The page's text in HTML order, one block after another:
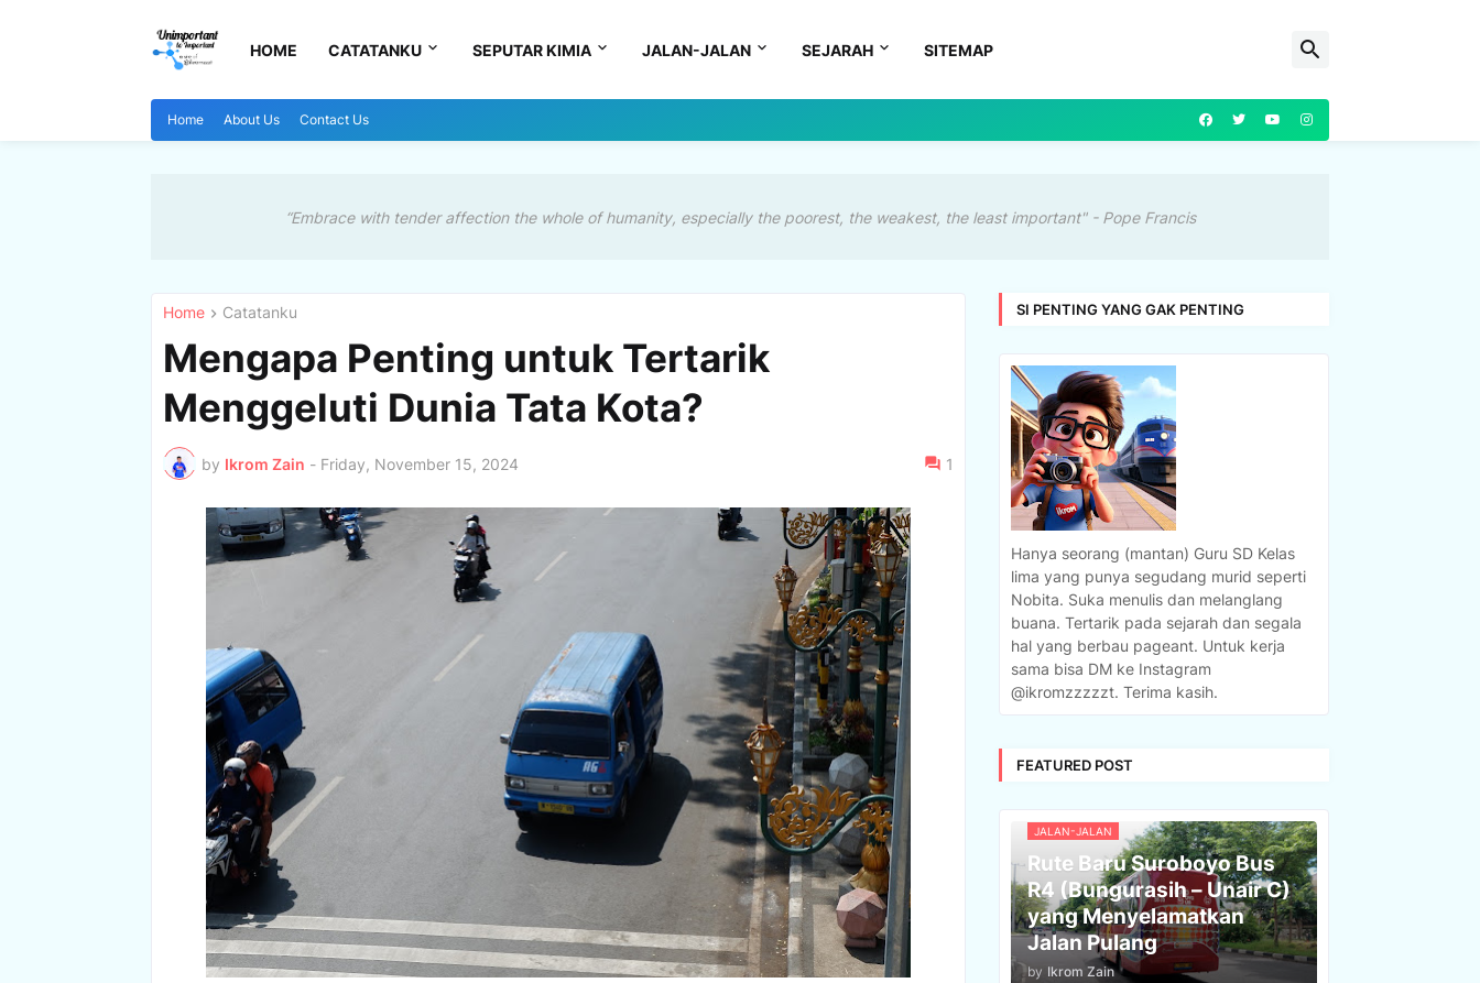
HOME CATATANKU SEPUTAR KIMIA JALAN-JALAN SEJARAH SITEMAP
Home About Us Contact Us
“Embrace with tender affection the whole of humanity, especially the poorest, the weakest, the least important" - Pope Francis
Home Catatanku
Mengapa Penting untuk Tertarik
Menggeluti Dunia Tata Kota?
by Ikrom Zain - Friday, November 15, 2024 1
SI PENTING YANG GAK PENTING
Hanya seorang (mantan) Guru SD Kelas
lima yang punya segudang murid seperti
Nobita. Suka menulis dan melanglang
buana. Tertarik pada sejarah dan segala
hal yang berbau pageant. Untuk kerja
sama bisa DM ke Instagram
@ikromzzzzzt. Terima kasih.
FEATURED POST
JALAN-JALAN
Rute Baru Suroboyo Bus
R4 (Bungurasih – Unair C)
yang Menyelamatkan
Jalan Pulang
by Ikrom Zain